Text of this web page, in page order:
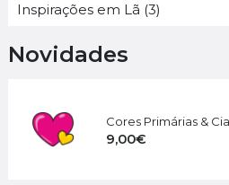
Inspirações em Lã (3)
Novidades
Cores Primárias &
9,00€